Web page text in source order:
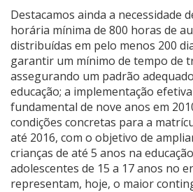
Destacamos ainda a necessidade
horária mínima de 800 horas de
distribuídas em pelo menos 200
garantir um mínimo de tempo de
assegurando um padrão
educação; a implementação
fundamental de nove anos em
condições concretas para a
até 2016, com o objetivo de
crianças de até 5 anos na
adolescentes de 15 a 17 anos no
representam, hoje, o maior